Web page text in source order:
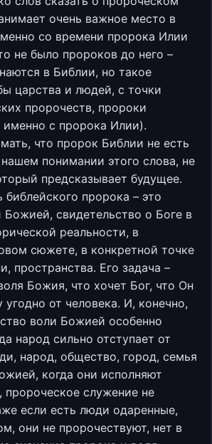
очень важное место в
со времени пророка Илии
не было пророков до него –
в Библии, но такое
царства и людей, с точки
пророчеств, пророки
именно с пророка Илии).
что пророк Библии не есть
нашем понимании этого слова, не
предсказывает будущее.
библейского пророка – это
Божией, свидетельство о Боге в
реальности, в
сюжете, в конкретной точке
пространства. Его задача –
Божия, что хочет Бог, что Он
от человека. И, конечно,
воли Божией особенно
народ сильно отступает от
народ, общество, город, семья
когда они исполняют
служение не
если есть люди одаренные,
они не пророчествуют, нет в